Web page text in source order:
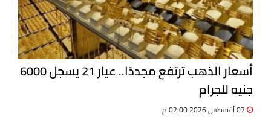
أسعار الذهب ترتفع مجددًا.. عيار 21 يسجل 6000
جنيه للجرام